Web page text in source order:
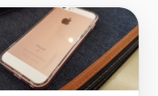
周辺機器